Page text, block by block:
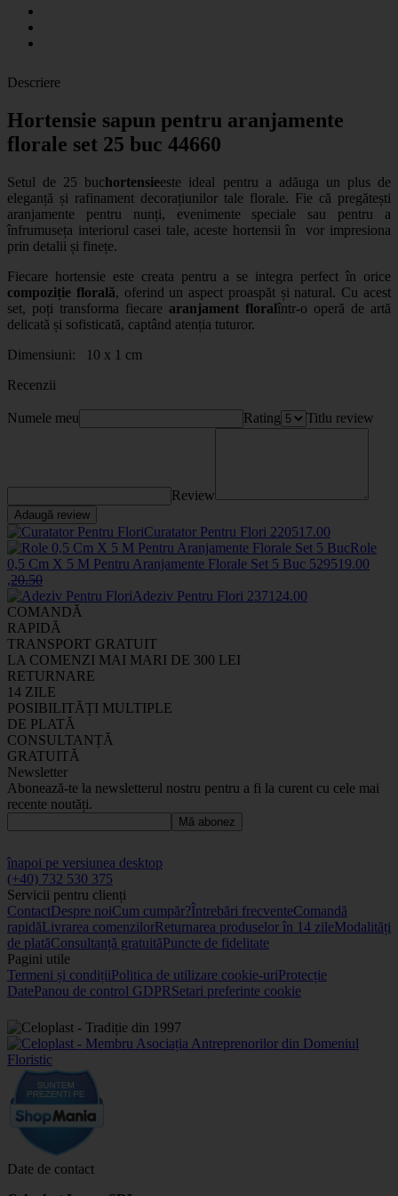
Descriere
Hortensie sapun pentru aranjamente
florale set 25 buc 44660
Setul de 25 buchortensieeste ideal pentru a adăuga un plus de
eleganță și rafinament decorațiunilor tale florale. Fie că pregătești
aranjamente pentru nunți, evenimente speciale sau pentru a
înfrumuseța interiorul casei tale, aceste hortensii în vor impresiona
prin detalii și finețe.
Fiecare hortensie este creata pentru a se integra perfect în orice
compoziție florală, oferind un aspect proaspăt și natural. Cu acest
set, poți transforma fiecare aranjament floralîntr-o operă de artă
delicată și sofisticată, captând atenția tuturor.
Dimensiuni: 10 x 1 cm
Recenzii
Numele meu Rating Titlu review
Review
Adaugă review
Curatator Pentru Flori 220517.00
Role
0,5 Cm X 5 M Pentru Aranjamente Florale Set 5 Buc 529519.00
,20.50
Adeziv Pentru Flori 2371 24.00
COMANDĂ
RAPIDĂ
TRANSPORT GRATUIT
LA COMENZI MAI MARI DE 300 LEI
RETURNARE
14 ZILE
POSIBILITĂȚI MULTIPLE
DE PLATĂ
CONSULTANȚĂ
GRATUITĂ
Newsletter
Abonează-te la newsletterul nostru pentru a fi la curent cu cele mai
recente noutăți.
Mă abonez
înapoi pe versiunea desktop
(+40) 732 530 375
Servicii pentru clienți
ContactDespre noiCum cumpăr?Întrebări frecventeComandă
rapidăLivrarea comenzilorReturnarea produselor în 14 zileModalități
de platăConsultanță gratuităPuncte de fidelitate
Pagini utile
Termeni și condițiiPolitica de utilizare cookie-uriProtecție
DatePanou de control GDPRSetari preferinte cookie
Date de contact